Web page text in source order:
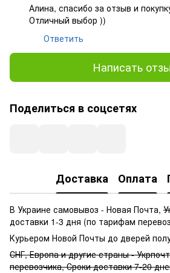
Алина, спасибо за отзыв и
Отличный выбор ))
Ответить
Написать
Поделиться в соцсетях
Доставка Оплата
В Украине самовывоз - Новая Почта,
доставки 1-3 дня (по тарифам
Курьером Новой Почты до дверей
СНГ, Европа и другие страны -
перевозчика, Сроки доставки 7-20